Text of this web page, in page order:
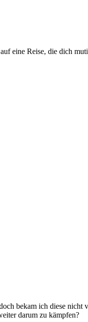
eine Reise, die dich
bekam ich diese
darum zu kämpfen?